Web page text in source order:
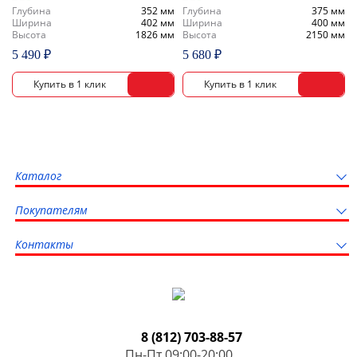
Глубина
352 мм
Ширина
402 мм
Высота
1826 мм
5 490 ₽
Глубина
375 мм
Ширина
400 мм
Высота
2150 мм
5 680 ₽
8 (812) 703-88-57
Каталог
Покупателям
Контакты